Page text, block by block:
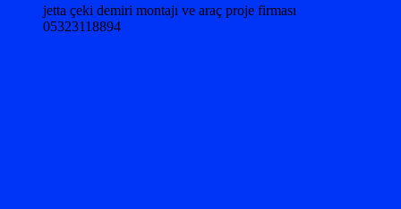
jetta çeki demiri montajı ve araç proje firması
05323118894